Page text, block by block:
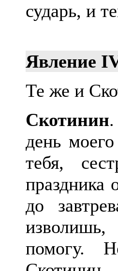
сударь, и
Явление
Те же и
Скотинин
день
тебя,
праздника
до
помогу.